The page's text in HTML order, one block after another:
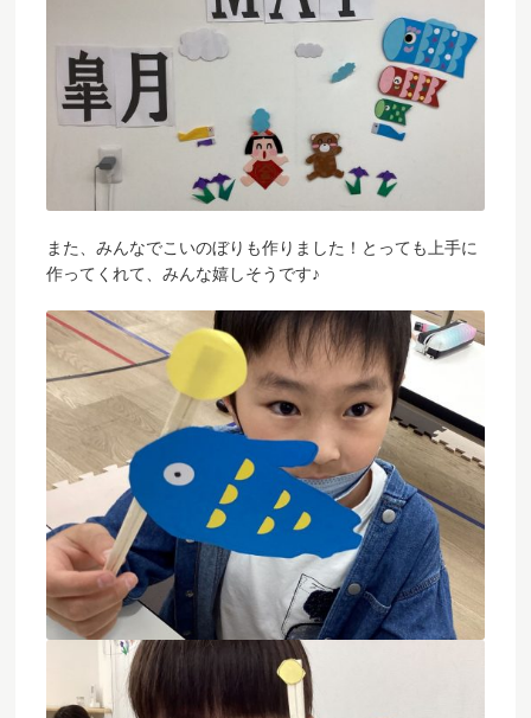
また、みんなでこいのぼりも作りました！とっても上手に
作ってくれて、みんな嬉しそうです♪